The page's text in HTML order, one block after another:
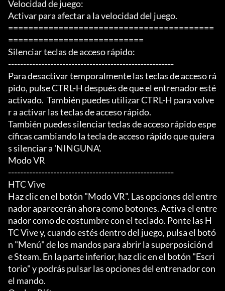
Velocidad de juego:
Activar para afectar a la velocidad del juego.
=========================================
===========================
Silenciar teclas de acceso rápido:
-------------------------------------------------------
Para desactivar temporalmente las teclas de acceso rá
pido, pulse CTRL-H después de que el entrenador esté
activado.  También puedes utilizar CTRL-H para volve
r a activar las teclas de acceso rápido.
También puedes silenciar teclas de acceso rápido espe
cíficas cambiando la tecla de acceso rápido que quiera
s silenciar a 'NINGUNA'.
Modo VR
-------------------------------------------------------
HTC Vive
Haz clic en el botón "Modo VR". Las opciones del entre
nador aparecerán ahora como botones. Activa el entre
nador como de costumbre con el teclado. Ponte las H
TC Vive y, cuando estés dentro del juego, pulsa el botó
n "Menú" de los mandos para abrir la superposición d
e Steam. En la parte inferior, haz clic en el botón "Escri
torio" y podrás pulsar las opciones del entrenador con
el mando.